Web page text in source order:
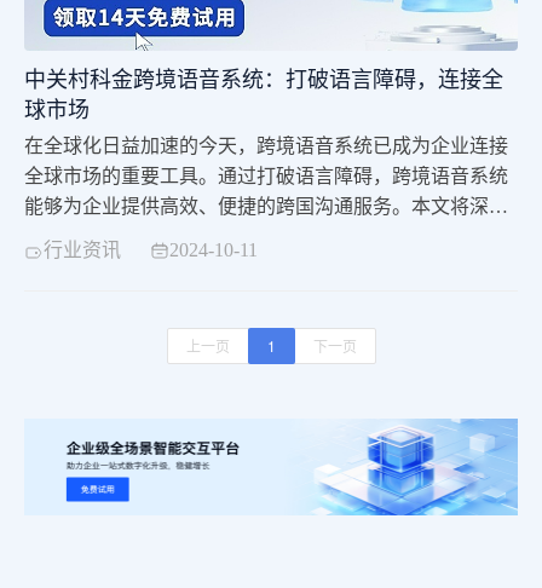
中关村科金跨境语音系统：打破语言障碍，连接全
球市场
在全球化日益加速的今天，跨境语音系统已成为企业连接
全球市场的重要工具。通过打破语言障碍，跨境语音系统
能够为企业提供高效、便捷的跨国沟通服务。本文将深入
探讨跨境语音系统的特点、优势以及其在企业中的应用价
行业资讯 2024-10-11
上一页 1 下一页